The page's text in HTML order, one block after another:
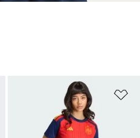
Pridať do zoznamu želaných